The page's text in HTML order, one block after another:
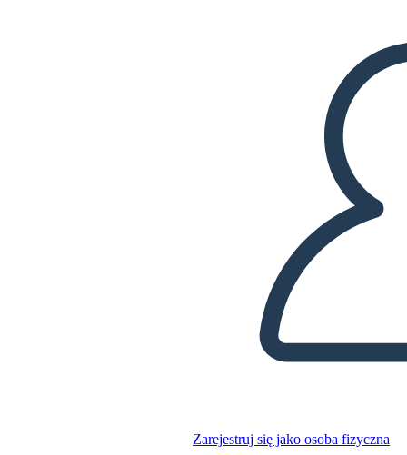
Zarejestruj się jako osoba fizyczna